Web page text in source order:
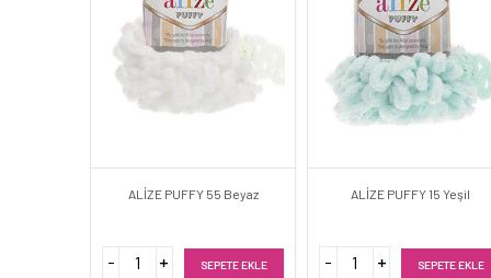
ALİZE PUFFY 55 Beyaz
SEPETE EKLE
ALİZE PUFFY 15 Yeşil
SEPETE EKLE